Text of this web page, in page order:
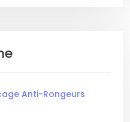
Anti-Rongeurs